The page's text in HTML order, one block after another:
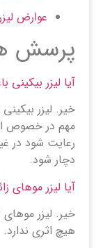
عوارض
پرسش
آیا لیزر
خیر. لیزر
مهم در خصوص
رعایت شود در
دچار شود.
آیا لیزر موهای
خیر. لیزر موهای
هیچ اثری ندارد.